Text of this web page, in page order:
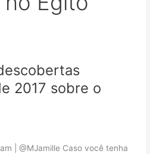
2017 sobre o
| @MJamille Caso você tenha